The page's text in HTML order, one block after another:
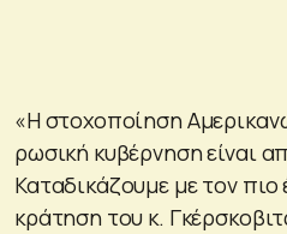
«Η στοχοποίηση
ρωσική κυβέρνηση είναι
Καταδικάζουμε με τον
κράτηση του κ.